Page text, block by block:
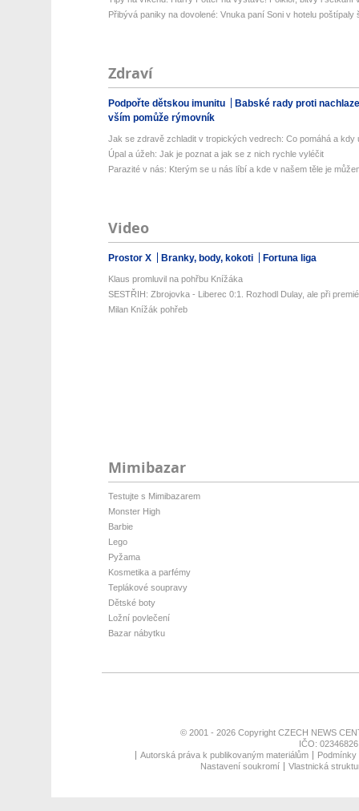
Přibývá paniky na dovolené: Vnuka paní Soni v hotelu poštípaly
Zdraví
Podpořte dětskou imunitu
Babské rady proti
vším pomůže rýmovník
Jak se zdravě zchladit v tropických vedrech: Co pomáhá a kdy
Úpal a úžeh: Jak je poznat a jak se z nich rychle vyléčit
Parazité v nás: Kterým se u nás líbí a kde v našem těle je
Video
Prostor X Branky, body, kokoti Fortuna liga
Klaus promluvil na pohřbu Knížáka
SESTŘIH: Zbrojovka - Liberec 0:1. Rozhodl Dulay, ale při
Milan Knížák pohřeb
Mimibazar
Testujte s Mimibazarem
Monster High
Barbie
Lego
Pyžama
Kosmetika a parfémy
Teplákové soupravy
Dětské boty
Ložní povlečení
Bazar nábytku
© 2001 - 2026 Copyright CZECH NEWS
IČO:
Autorská práva k publikovaným materiálům
Nastavení soukromí
Vlastnická